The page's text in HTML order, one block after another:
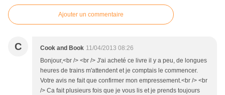
Ajouter un commentaire
C Cook and Book 11/04/2013 08:26
Bonjour,<br /> <br /> J'ai acheté ce livre il y a peu, de longues
heures de trains m'attendent et je comptais le commencer.
Votre avis ne fait que confirmer mon empressement.<br /> <br
/> Ca fait plusieurs fois que je vous lis et je prends toujours